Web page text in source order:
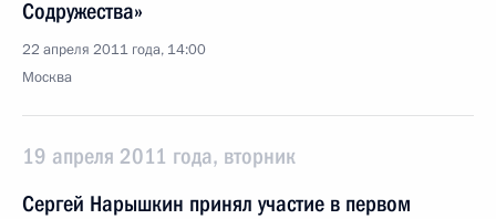
Содружества»
22 апреля 2011 года, 14:00
Москва
19 апреля 2011 года, вторник
Сергей Нарышкин принял участие в первом